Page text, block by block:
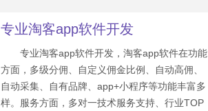
专业淘客app软件开发
专业淘客app软件开发，淘客app软件在功能
方面，多级分佣、自定义佣金比例、自动高佣、
自动采集、自有品牌、app+小程序等功能丰富多
样。服务方面，多对一技术服务支持、行业TOP